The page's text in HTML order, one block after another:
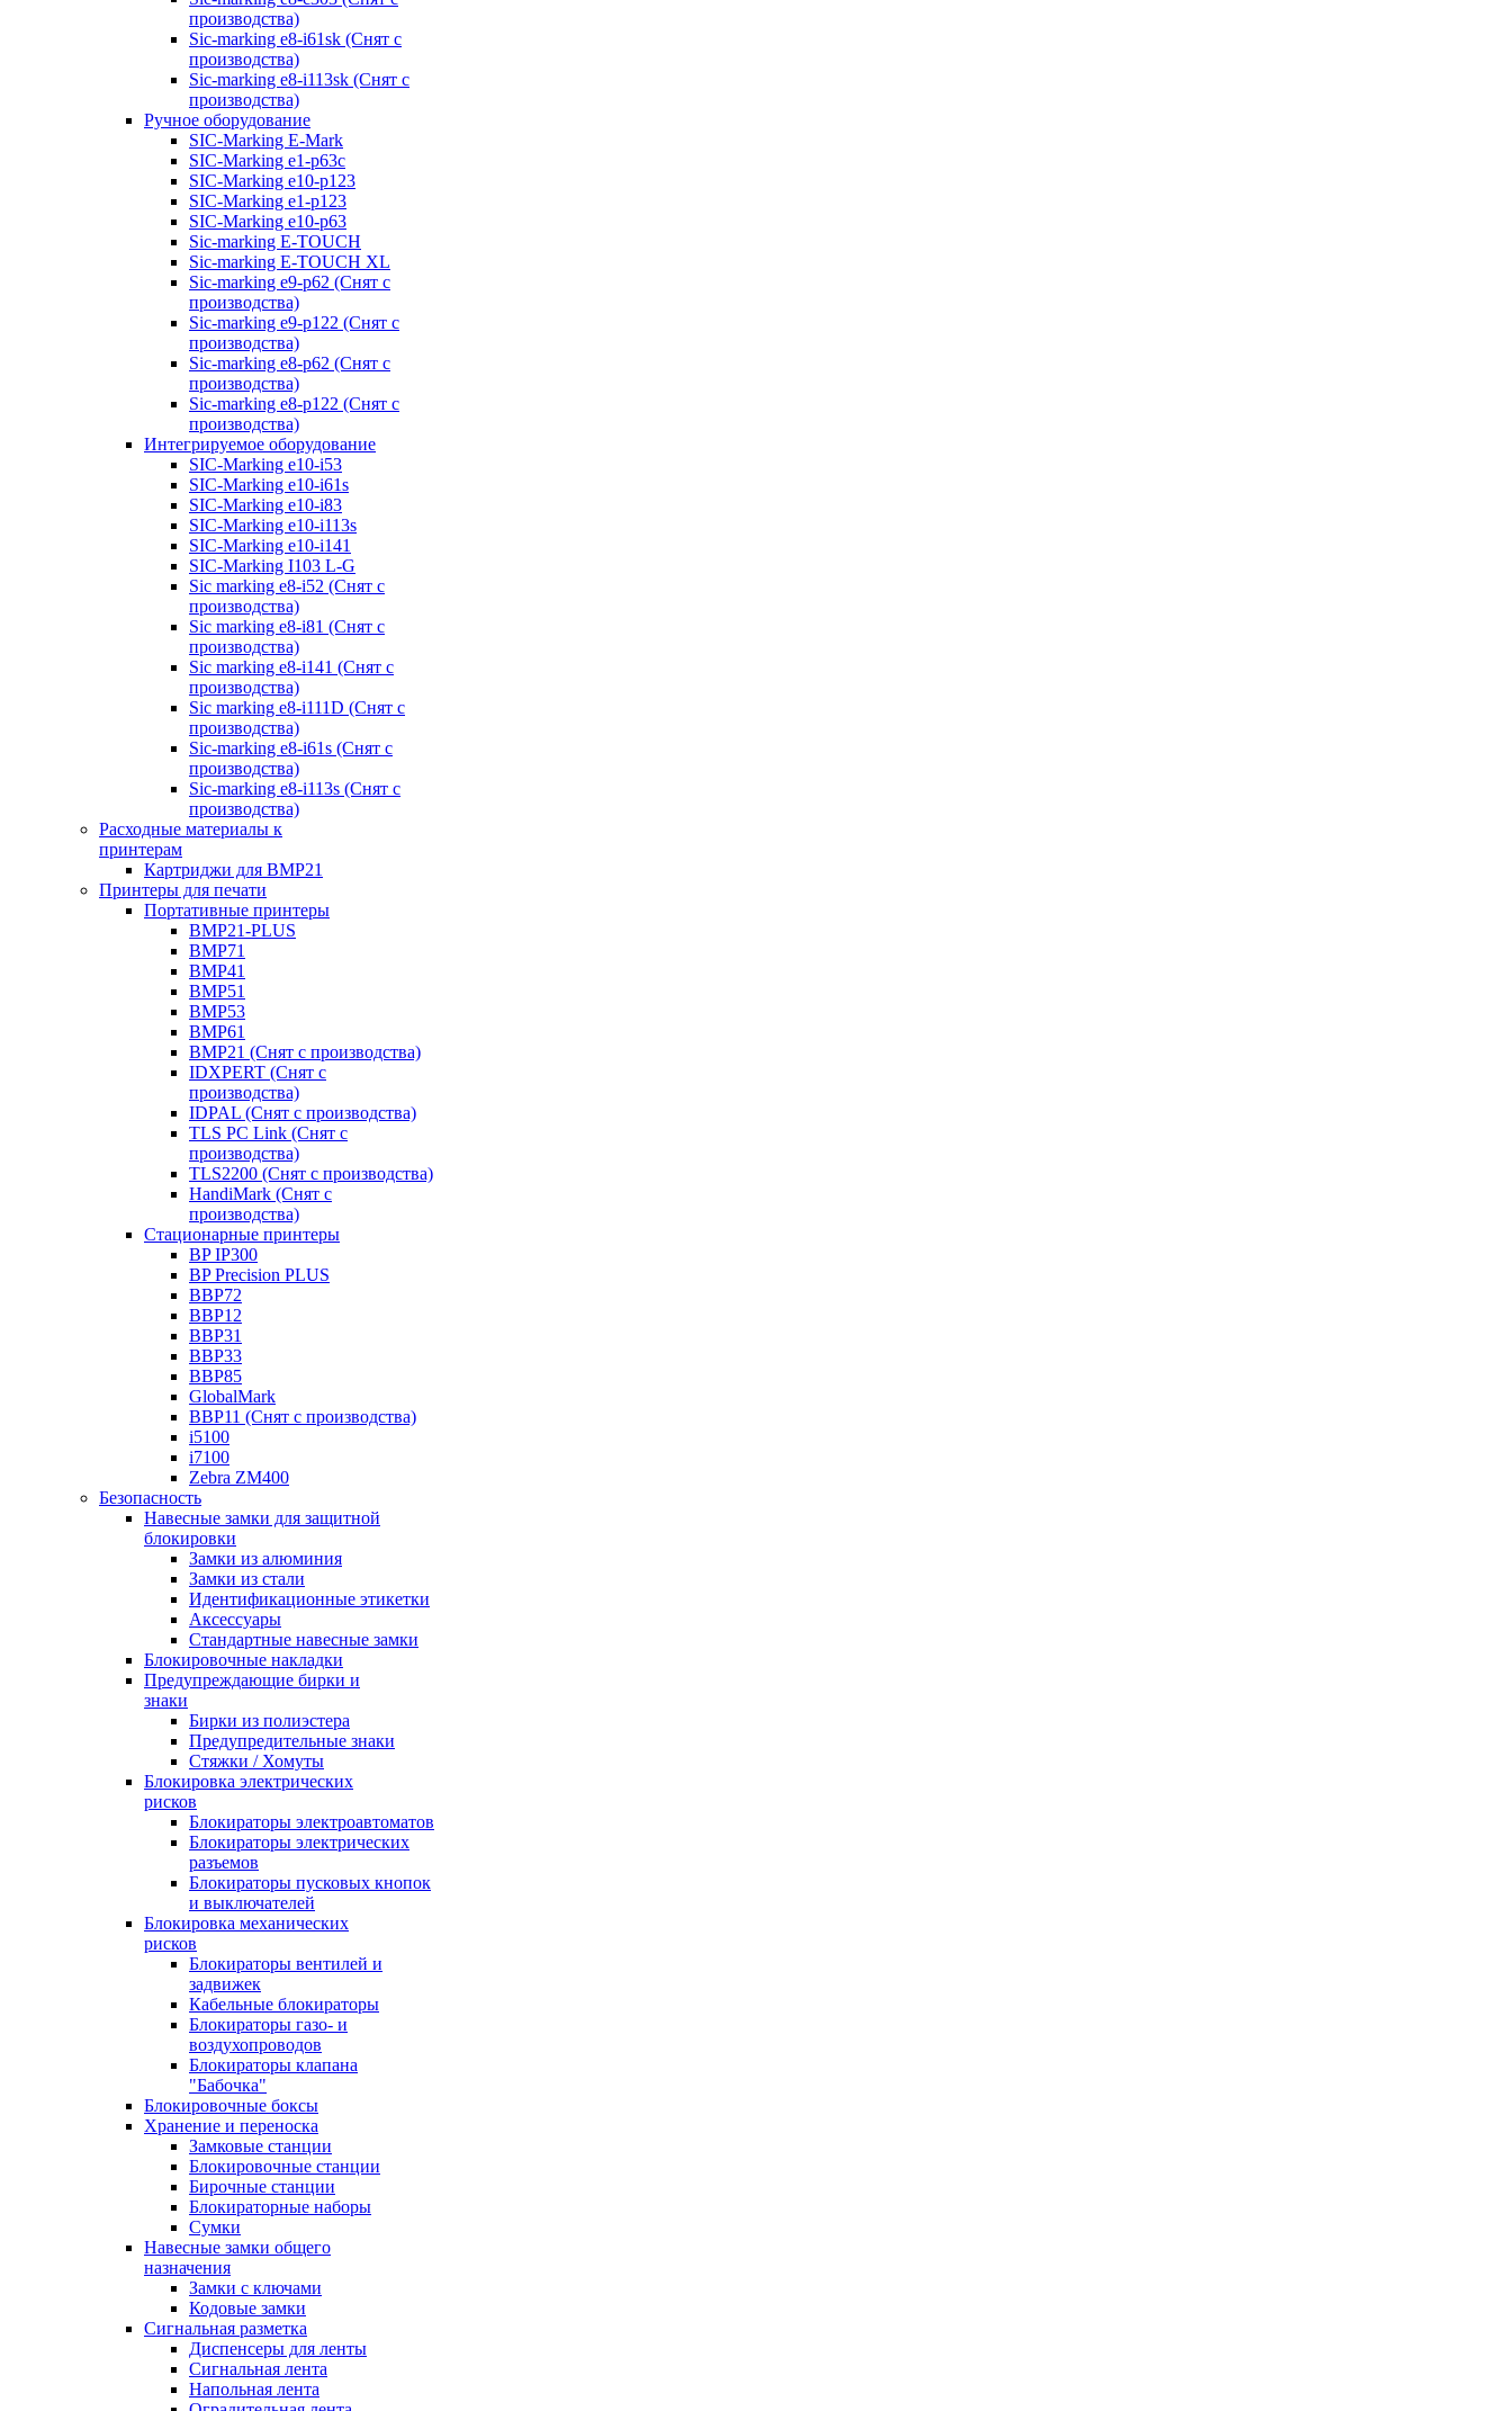
производства)
Sic-marking e8-i61sk (Снят с
производства)
Sic-marking e8-i113sk (Снят с
производства)
Ручное оборудование
SIC-Marking E-Mark
SIC-Marking e1-p63с
SIC-Marking e10-p123
SIC-Marking e1-p123
SIC-Marking e10-p63
Sic-marking E-TOUCH
Sic-marking E-TOUCH XL
Sic-marking e9-p62 (Снят с
производства)
Sic-marking e9-p122 (Снят с
производства)
Sic-marking e8-p62 (Снят с
производства)
Sic-marking e8-p122 (Снят с
производства)
Интегрируемое оборудование
SIC-Marking e10-i53
SIC-Marking e10-i61s
SIC-Marking e10-i83
SIC-Marking e10-i113s
SIC-Marking e10-i141
SIC-Marking I103 L-G
Sic marking e8-i52 (Снят с
производства)
Sic marking e8-i81 (Снят с
производства)
Sic marking e8-i141 (Снят с
производства)
Sic marking e8-i111D (Снят с
производства)
Sic-marking e8-i61s (Снят с
производства)
Sic-marking e8-i113s (Снят с
производства)
Расходные материалы к
принтерам
Картриджи для BMP21
Принтеры для печати
Портативные принтеры
BMP21-PLUS
BMP71
BMP41
BMP51
BMP53
BMP61
BMP21 (Снят с производства)
IDXPERT (Снят с
производства)
IDPAL (Снят с производства)
TLS PC Link (Снят с
производства)
TLS2200 (Снят с производства)
HandiMark (Снят с
производства)
Стационарные принтеры
BP IP300
BP Precision PLUS
BBP72
BBP12
BBP31
BBP33
BBP85
GlobalMark
BBP11 (Снят с производства)
i5100
i7100
Zebra ZM400
Безопасность
Навесные замки для защитной
блокировки
Замки из алюминия
Замки из стали
Идентификационные этикетки
Аксессуары
Стандартные навесные замки
Блокировочные накладки
Предупреждающие бирки и
знаки
Бирки из полиэстера
Предупредительные знаки
Стяжки / Хомуты
Блокировка электрических
рисков
Блокираторы электроавтоматов
Блокираторы электрических
разъемов
Блокираторы пусковых кнопок
и выключателей
Блокировка механических
рисков
Блокираторы вентилей и
задвижек
Кабельные блокираторы
Блокираторы газо- и
воздухопроводов
Блокираторы клапана
"Бабочка"
Блокировочные боксы
Хранение и переноска
Замковые станции
Блокировочные станции
Бирочные станции
Блокираторные наборы
Сумки
Навесные замки общего
назначения
Замки с ключами
Кодовые замки
Сигнальная разметка
Диспенсеры для ленты
Сигнальная лента
Напольная лента